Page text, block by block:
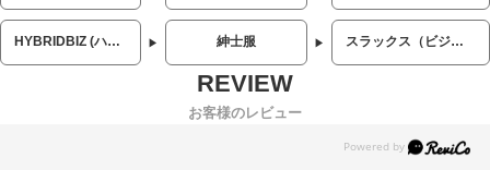
HYBRIDBIZ (ハイブリッドビズ) 紳士服 スラックス（ビジネス）
お客様のレビュー